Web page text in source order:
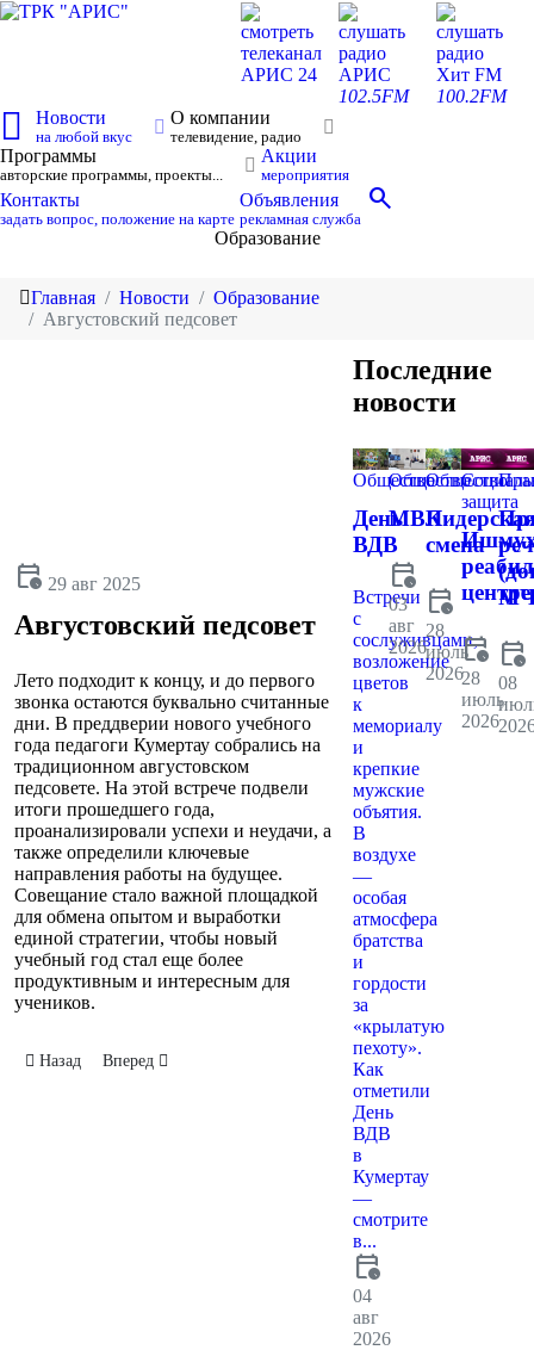
смотреть
телеканал
АРИС 24
слушать
радио
АРИС
102.5FM
слушать
радио
Хит FM
100.2FM
Новости
на любой вкус
О компании
телевидение, радио
Программы
авторские программы, проекты...
Акции
мероприятия
Контакты
задать вопрос, положение на карте
Объявления
рекламная служба
search
Образование
Главная Новости
Образование
Августовский педсовет
calendar_clock 29 авг 2025
Августовский педсовет
Лето подходит к концу, и до первого
звонка остаются буквально считанные
дни. В преддверии нового учебного
года педагоги Кумертау собрались на
традиционном августовском
педсовете. На этой встрече подвели
итоги прошедшего года,
проанализировали успехи и неудачи, а
также определили ключевые
направления работы на будущее.
Совещание стало важной площадкой
для обмена опытом и выработки
единой стратегии, чтобы новый
учебный год стал еще более
продуктивным и интересным для
учеников.
Предыдущий: Первое сентября
Назад Следующий: Родительское собрание
Вперед
Последние
новости
Общество
День
ВДВ
Встречи
с
сослуживцами,
возложение
цветов
к
мемориалу
и
крепкие
мужские
объятия.
В
воздухе
—
особая
атмосфера
братства
и
гордости
за
«крылатую
пехоту».
Как
отметили
День
ВДВ
в
Кумертау
—
смотрите
в...
calendar_clock
04
авг
2026
Общество
МВК
calendar_clock
03
авг
2026
Общество
смена
calendar_clock
28
июль
2026
защита
центре
calendar_clock
28
июль
2026
calendar_clock
08